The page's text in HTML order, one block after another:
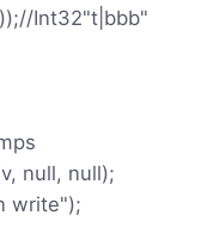
Int32"t|bbb"
null, null);
write");